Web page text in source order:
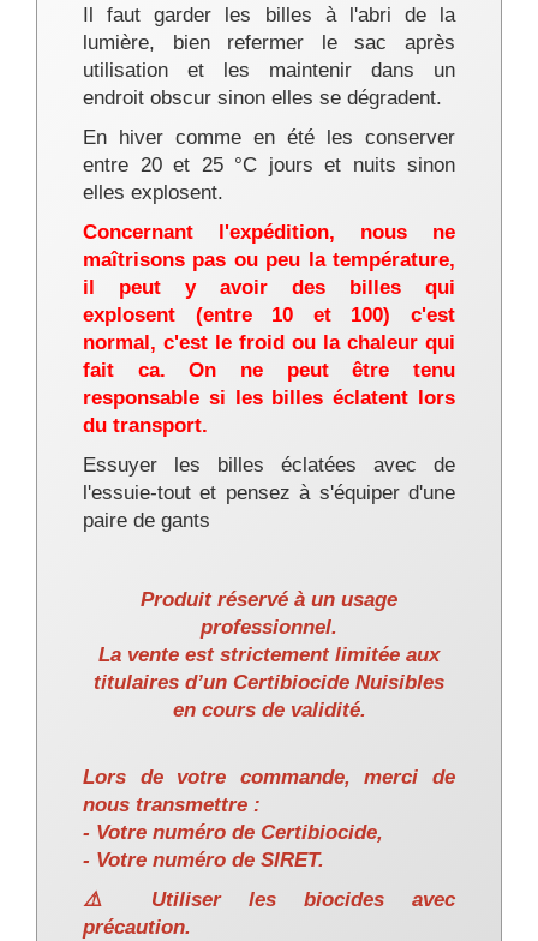
Il faut garder les billes à l'abri de la
lumière, bien refermer le sac après
utilisation et les maintenir dans un
endroit obscur sinon elles se dégradent.
En hiver comme en été les conserver
entre 20 et 25 °C jours et nuits sinon
elles explosent.
Concernant l'expédition, nous ne
maîtrisons pas ou peu la température,
il peut y avoir des billes qui
explosent (entre 10 et 100) c'est
normal, c'est le froid ou la chaleur qui
fait ca. On ne peut être tenu
responsable si les billes éclatent lors
du transport.
Essuyer les billes éclatées avec de
l'essuie-tout et pensez à s'équiper d'une
paire de gants
Produit réservé à un usage
professionnel.
La vente est strictement limitée aux
titulaires d’un Certibiocide Nuisibles
en cours de validité.
Lors de votre commande, merci de
nous transmettre :
- Votre numéro de Certibiocide,
- Votre numéro de SIRET.
⚠️ Utiliser les biocides avec
précaution.